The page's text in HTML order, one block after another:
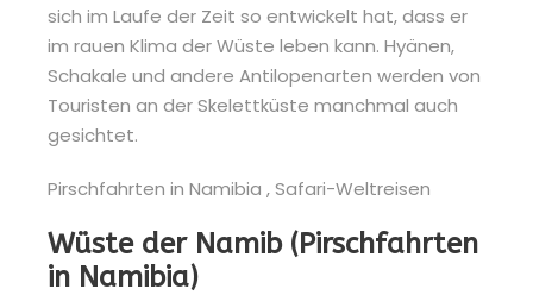
sich im Laufe der Zeit so entwickelt hat, dass er
im rauen Klima der Wüste leben kann. Hyänen,
Schakale und andere Antilopenarten werden von
Touristen an der Skelettküste manchmal auch
gesichtet.
Wüste der Namib (Pirschfahrten
in Namibia)